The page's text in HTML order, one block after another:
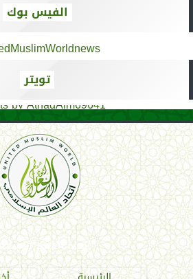
الفيس بوك
تويتر
by AthadAlm69641
اتحاد العالم